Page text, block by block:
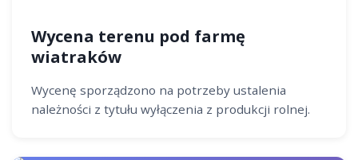
Wycena terenu pod farmę
wiatraków
Wycenę sporządzono na potrzeby ustalenia
należności z tytułu wyłączenia z produkcji rolnej.